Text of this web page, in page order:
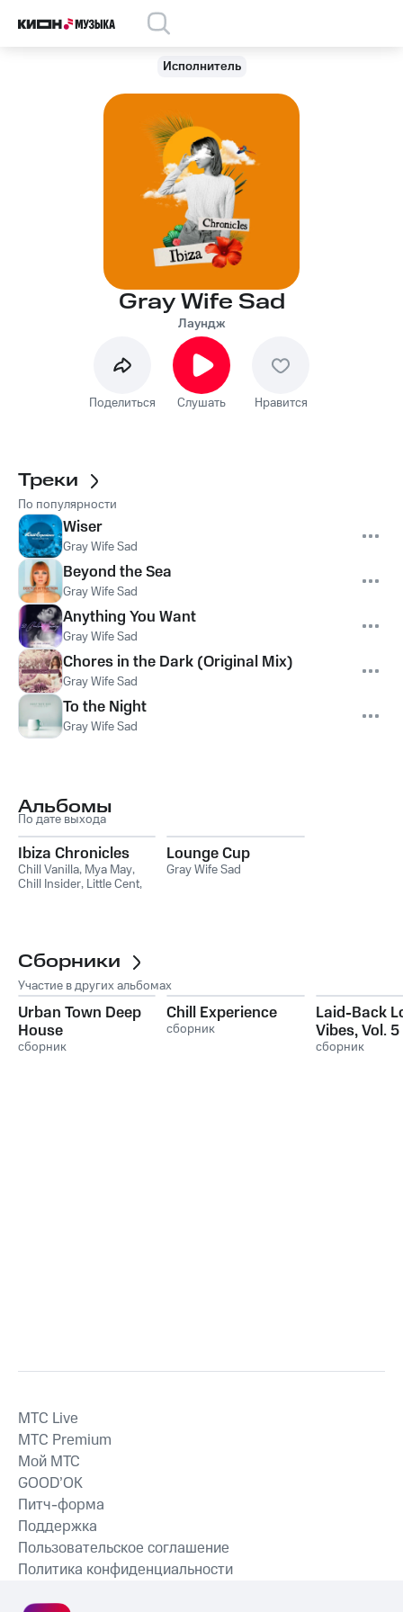
Исполнитель
Gray Wife Sad
Лаундж
Поделиться Слушать Нравится
Треки
По популярности
Wiser
Gray Wife Sad
Beyond the Sea
Gray Wife Sad
Anything You Want
Gray Wife Sad
Chores in the Dark (Original Mix)
Gray Wife Sad
To the Night
Gray Wife Sad
Альбомы
По дате выхода
Ibiza Chronicles
Chill Vanilla, Mya May,
Chill Insider, Little Cent,
Lounge Cup
Gray Wife Sad
Сборники
Участие в других альбомах
Urban Town Deep
House
сборник
Chill Experience
сборник
Laid-Back
Vibes, Vol. 5
сборник
MTС Live
MTС Premium
Мой МТС
GOOD’OK
Питч-форма
Поддержка
Пользовательское соглашение
Политика конфиденциальности